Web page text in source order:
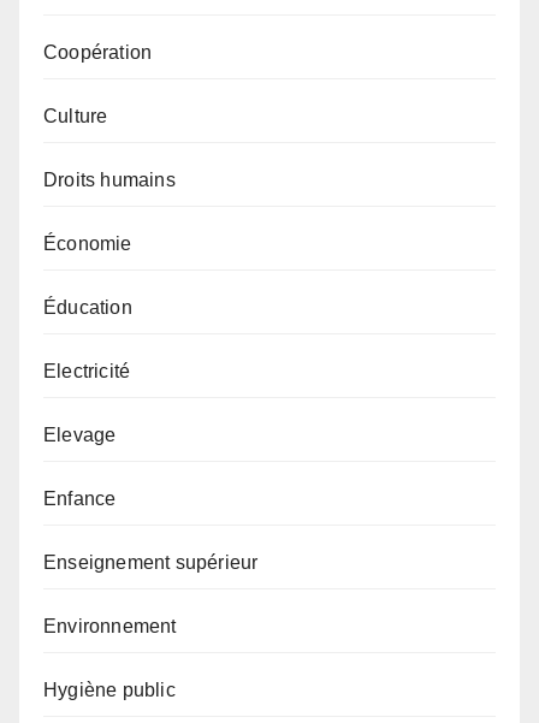
Coopération
Culture
Droits humains
Économie
Éducation
Electricité
Elevage
Enfance
Enseignement supérieur
Environnement
Hygiène public